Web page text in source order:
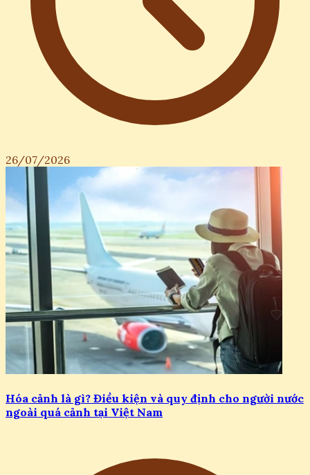
26/07/2026
Hóa cảnh là gì? Điều kiện và quy định cho người nước
ngoài quá cảnh tại Việt Nam